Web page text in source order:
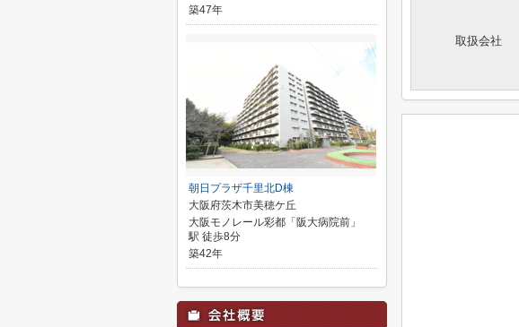
取扱会社
築47年
朝日プラザ千里北D棟
大阪府茨木市美穂ケ丘
大阪モノレール彩都「阪大病院前」
駅 徒歩8分
築42年